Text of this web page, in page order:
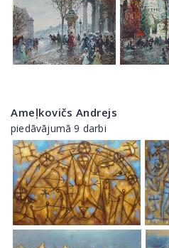
Ameļkovičs Andrejs
piedāvājumā 9 darbi